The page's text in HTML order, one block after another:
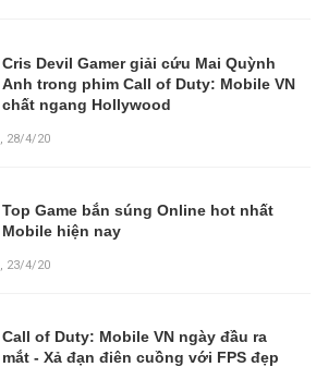
Cris Devil Gamer giải cứu Mai Quỳnh
Anh trong phim Call of Duty: Mobile VN
chất ngang Hollywood
, 28/4/20
Top Game bắn súng Online hot nhất
Mobile hiện nay
, 23/4/20
Call of Duty: Mobile VN ngày đầu ra
mắt - Xả đạn điên cuồng với FPS đẹp